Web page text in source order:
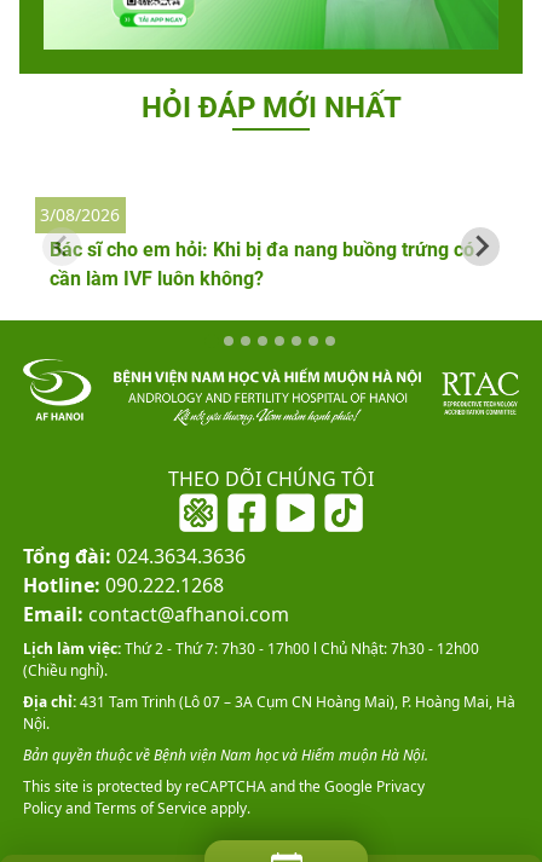
HỎI ĐÁP MỚI NHẤT
Bác sĩ cho em hỏi: Khi bị đa nang buồng trứng có
cần làm IVF luôn không?
3/08/2026
THEO DÕI CHÚNG TÔI
Tổng đài: 024.3634.3636
Hotline: 090.222.1268
Email: contact@afhanoi.com
This site is protected by reCAPTCHA and the GooglePrivacy
PolicyandTerms of Serviceapply.
Lịch làm việc:Thứ 2 - Thứ 7: 7h30 - 17h00 l Chủ Nhật: 7h30 - 12h00
(Chiều nghỉ).
Địa chỉ:431 Tam Trinh (Lô 07 – 3A Cụm CN Hoàng Mai), P. Hoàng Mai, Hà
Nội.
Bản quyền thuộc về Bệnh viện Nam học và Hiếm muộn Hà Nội.